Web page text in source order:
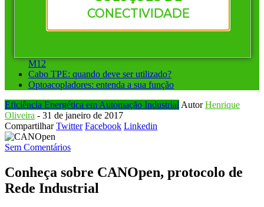
CONECTIVIDADE
Vantagens de investir em conectores pré-montados da
Instalação ponto a ponto ou sistemas de barramento: qual
M12
Cabo TPE: quando deve ser utilizado?
Optoacopladores: entenda a sua função
Eficiência Energética em Automação Industrial AutorHenrique
Oliveira - 31 de janeiro de 2017
Compartilhar Twitter Facebook Linkedin
Sem Comentários
Conheça sobre CANOpen, protocolo de
Rede Industrial